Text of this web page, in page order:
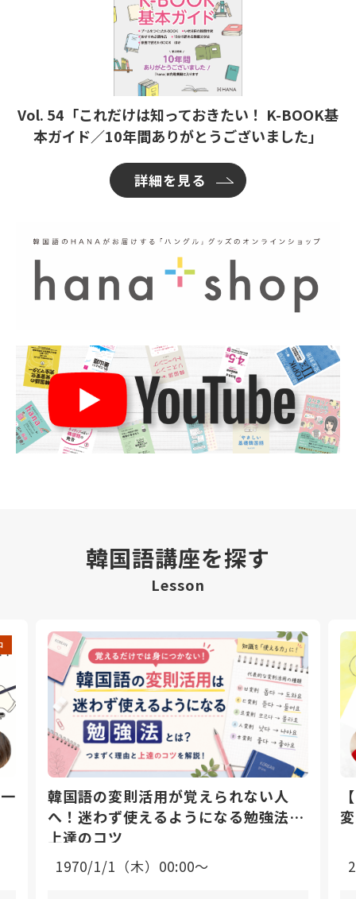
Vol. 54「これだけは知っておきたい！ K-BOOK基
本ガイド／10年間ありがとうございました」
詳細を見る
韓国語講座を探す
Lesson
韓国語の変則活用が覚えられない人
へ！迷わず使えるようになる勉強法と
上達のコツ
1970/1/1（木）00:00〜